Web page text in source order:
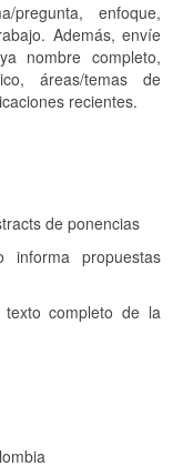
enfoque,
Además, envíe
nombre completo,
áreas/temas de
recientes.
de ponencias
informa propuestas
completo de la